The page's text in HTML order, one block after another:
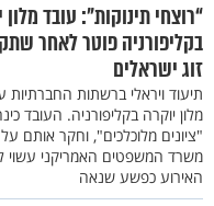
“רוצחי תינוקות”: עובד מלון
בקליפורניה פוטר לאחר
זוג ישראלים
תיעוד ויראלי ברשתות החברתיות
מלון יוקרה בקליפורניה. העובד
"ציונים מלוכלכים", וחקר אותם
משרד המשפטים האמריקני עשוי
האירוע כפשע שנאה